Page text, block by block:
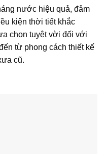
nước hiệu quả, đảm
kiện thời tiết khắc
chọn tuyệt vời đối với
từ phong cách thiết kế
cũ.